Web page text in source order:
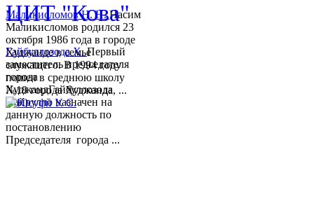
Гайбуллозода Х.Первый
заместитель председателя
города
ХуджандГайбуллозода
Хайрулло назначен на
данную должность по
постановлению
Председателя города ...
Маликисломов Н. Н.Насим
Маликисломов родился 23
октября 1986 года в городе
Худжанде в семье
служащего. В 1994 году
пошел в среднюю школу
№18 города Худжанда, ...
ЦИТ "Кова"